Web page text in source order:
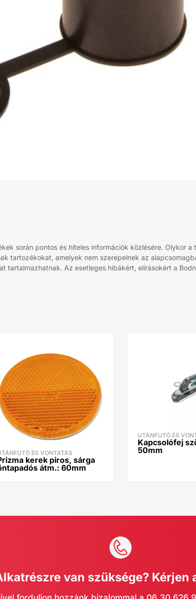
során pontos és hiteles információk közlésére. Olykor
tartozékokat, amelyek nem szerepelnek az
tartalmazhatnak. Az esetleges hibákért, elírásokért a
ÉS VONTATÁS
kerek piros, sárga
átm.: 60mm
UTÁNFUTÓ ÉS
Kapcsolófej
50mm
van szüksége? Kérjen